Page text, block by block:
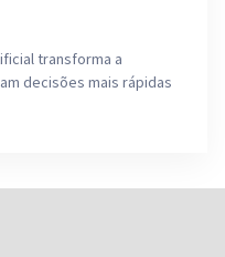
transforma a
decisões mais rápidas